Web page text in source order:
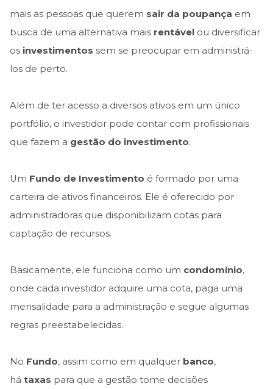
mais as pessoas que querem sair da poupança em
busca de uma alternativa mais rentável ou diversificar
os investimentos sem se preocupar em administrá-
los de perto.
Além de ter acesso a diversos ativos em um único
portfólio, o investidor pode contar com profissionais
que fazem a gestão do investimento.
Um Fundo de Investimento é formado por uma
carteira de ativos financeiros. Ele é oferecido por
administradoras que disponibilizam cotas para
captação de recursos.
Basicamente, ele funciona como um condomínio,
onde cada investidor adquire uma cota, paga uma
mensalidade para a administração e segue algumas
regras preestabelecidas.
No Fundo, assim como em qualquer banco,
há taxas para que a gestão tome decisões